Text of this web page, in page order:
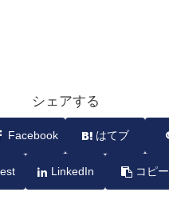
シェアする
Facebook はてブ
LinkedIn コピー